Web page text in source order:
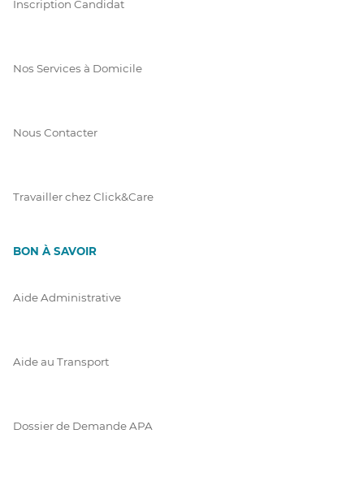
Inscription Candidat
Nos Services à Domicile
Nous Contacter
Travailler chez Click&Care
BON À SAVOIR
Aide Administrative
Aide au Transport
Dossier de Demande APA